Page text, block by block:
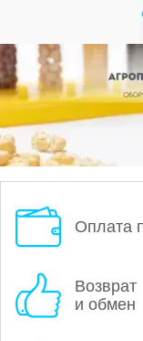
Оплата
Возврат
и обмен